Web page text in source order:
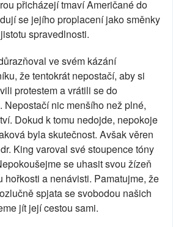
přicházejí tmaví Američané do
se jejího proplacení jako směnky
spravedlnosti.
ve svém kázání
že tentokrát nepostačí, aby si
protestem a vrátili se do
Nepostačí nic menšího než plné,
Dokud k tomu nedojde, nepokoje
byla skutečnost. Avšak věren
King varoval své stoupence tóny
se uhasit svou žízeň
hořkosti a nenávisti. Pamatujme, že
spjata se svobodou našich
jít její cestou sami.